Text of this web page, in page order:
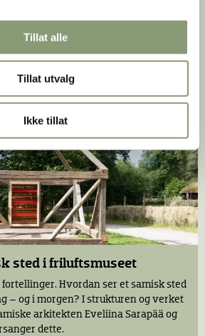
Tillat alle
Tillat utvalg
Ikke tillat
for formidling av
der du kan bli med!
sted i friluftsmuseet
Hvordan ser et samisk sted
– og i morgen? I strukturen og verket
arkitekten Eveliina Sarapää og
dette.